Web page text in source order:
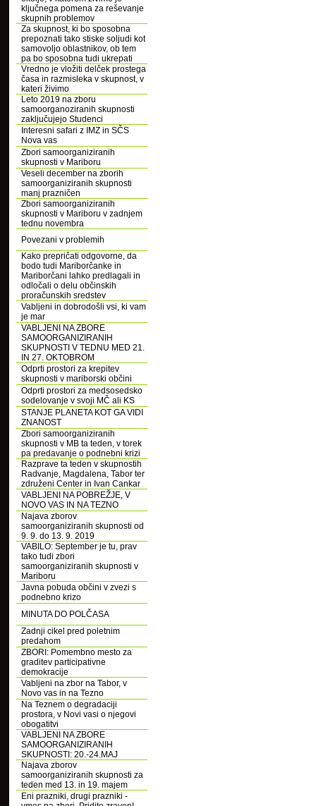
ključnega pomena za reševanje
skupnih problemov
Za skupnost, ki bo sposobna
prepoznati tako stiske soljudi kot
samovoljo oblastnikov, ob tem
pa bo sposobna tudi ukrepati
Vredno je vložiti delček prostega
časa in razmisleka v skupnost, v
kateri živimo
Leto 2019 na zboru
samoorganoziranih skupnosti
zaključujejo Studenci
Interesni safari z IMZ in SČS
Nova vas
Zbori samoorganiziranih
skupnosti v Mariboru
Veseli december na zborih
samoorganiziranih skupnosti
manj prazničen
Zbori samoorganiziranih
skupnosti v Mariboru v zadnjem
tednu novembra
Povezani v problemih
Kako prepričati odgovorne, da
bodo tudi Mariborčanke in
Mariborčani lahko predlagali in
odločali o delu občinskih
proračunskih sredstev
Vabljeni in dobrodošli vsi, ki vam
je mar
VABLJENI NA ZBORE
SAMOORGANIZIRANIH
SKUPNOSTI V TEDNU MED 21.
IN 27. OKTOBROM
Odprti prostori za krepitev
skupnosti v mariborski občini
Odprti prostori za medsosedsko
sodelovanje v svoji MČ ali KS
STANJE PLANETA KOT GA VIDI
ZNANOST
Zbori samoorganiziranih
skupnosti v MB ta teden, v torek
pa predavanje o podnebni krizi
Razprave ta teden v skupnostih
Radvanje, Magdalena, Tabor ter
združeni Center in Ivan Cankar
VABLJENI NA POBREŽJE, V
NOVO VAS IN NA TEZNO
Najava zborov
samoorganiziranih skupnosti od
9. 9. do 13. 9. 2019
VABILO: September je tu, prav
tako tudi zbori
samoorganiziranih skupnosti v
Mariboru
Javna pobuda občini v zvezi s
podnebno krizo
MINUTA DO POLČASA
Zadnji cikel pred poletnim
predahom
ZBORI: Pomembno mesto za
graditev participativne
demokracije
Vabljeni na zbor na Tabor, v
Novo vas in na Tezno
Na Teznem o degradaciji
prostora, v Novi vasi o njegovi
obogatitvi
VABLJENI NA ZBORE
SAMOORGANIZIRANIH
SKUPNOSTI: 20.-24.MAJ
Najava zborov
samoorganiziranih skupnosti za
teden med 13. in 19. majem
Eni prazniki, drugi prazniki -